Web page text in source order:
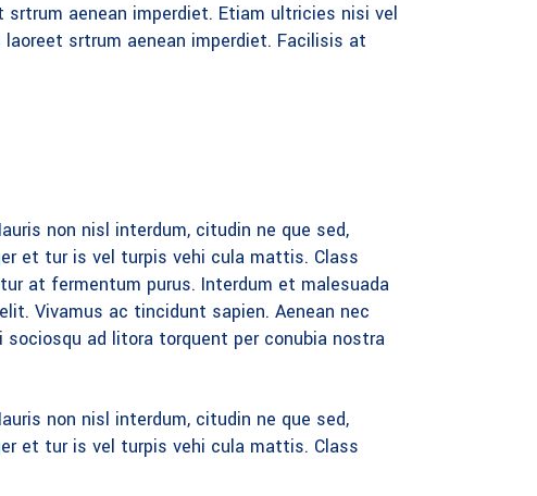
aenean imperdiet. Etiam ultricies nisi vel
srtrum aenean imperdiet. Facilisis at
non nisl interdum, citudin ne que sed,
et tur is vel turpis vehi cula mattis. Class
at fermentum purus. Interdum et malesuada
Vivamus ac tincidunt sapien. Aenean nec
ad litora torquent per conubia nostra
non nisl interdum, citudin ne que sed,
et tur is vel turpis vehi cula mattis. Class